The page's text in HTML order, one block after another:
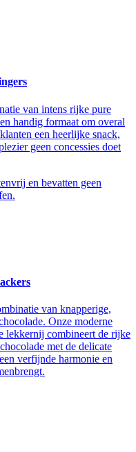
van intens rijke pure
handig formaat om overal
een heerlijke snack,
geen concessies doet
en bevatten geen
van knapperige,
Onze moderne
lekkernij combineert de rijke
met de delicate
verfijnde harmonie en